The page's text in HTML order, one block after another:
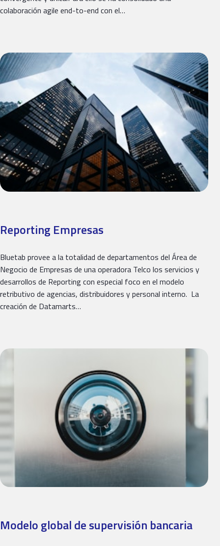
colaboración agile end-to-end con el…
Reporting Empresas
Bluetab provee a la totalidad de departamentos del Área de
Negocio de Empresas de una operadora Telco los servicios y
desarrollos de Reporting con especial foco en el modelo
retributivo de agencias, distribuidores y personal interno. La
creación de Datamarts…
Modelo global de supervisión bancaria